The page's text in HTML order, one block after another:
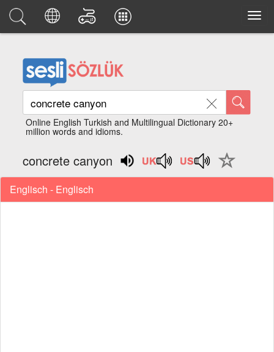
Online English Turkish and Multilingual Dictionary 20+
million words and idioms.
concrete canyon
Englisch - Englisch